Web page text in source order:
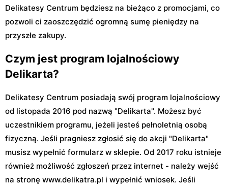
Delikatesy Centrum będziesz na bieżąco z promocjami, co
pozwoli ci zaoszczędzić ogromną sumę pieniędzy na
przyszłe zakupy.
Czym jest program lojalnościowy
Delikarta?
Delikatesy Centrum posiadają swój program lojalnościowy
od listopada 2016 pod nazwą "Delikarta". Możesz być
uczestnikiem programu, jeżeli jesteś pełnoletnią osobą
fizyczną. Jeśli pragniesz zgłosić się do akcji "Delikarta"
musisz wypełnić formularz w sklepie. Od 2017 roku istnieje
również możliwość zgłoszeń przez internet - należy wejść
na stronę www.delikatra.pl i wypełnić wniosek. Jeśli